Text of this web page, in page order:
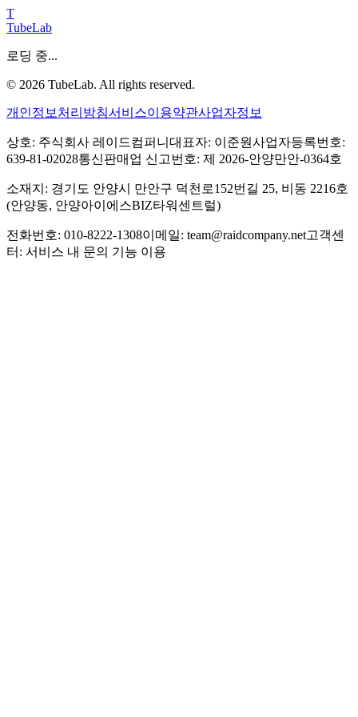
T
TubeLab
로딩 중...
© 2026 TubeLab. All rights reserved.
개인정보처리방침서비스이용약관사업자정보
상호: 주식회사 레이드컴퍼니 대표자: 이준원사업자등록번호:
639-81-02028통신판매업 신고번호: 제 2026-안양만안-0364호
소재지: 경기도 안양시 만안구 덕천로152번길 25, 비동 2216호
(안양동, 안양아이에스BIZ타워센트럴)
전화번호: 010-8222-1308이메일: team@raidcompany.net고객센
터: 서비스 내 문의 기능 이용